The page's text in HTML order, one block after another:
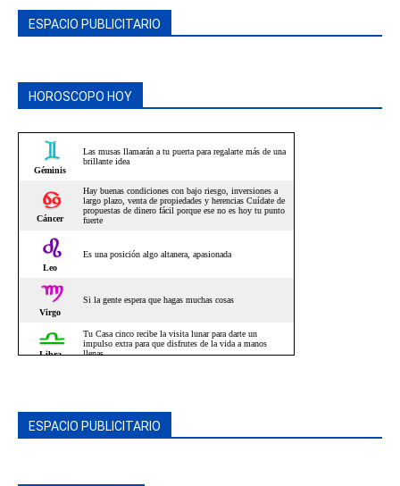
ESPACIO PUBLICITARIO
HOROSCOPO HOY
ESPACIO PUBLICITARIO